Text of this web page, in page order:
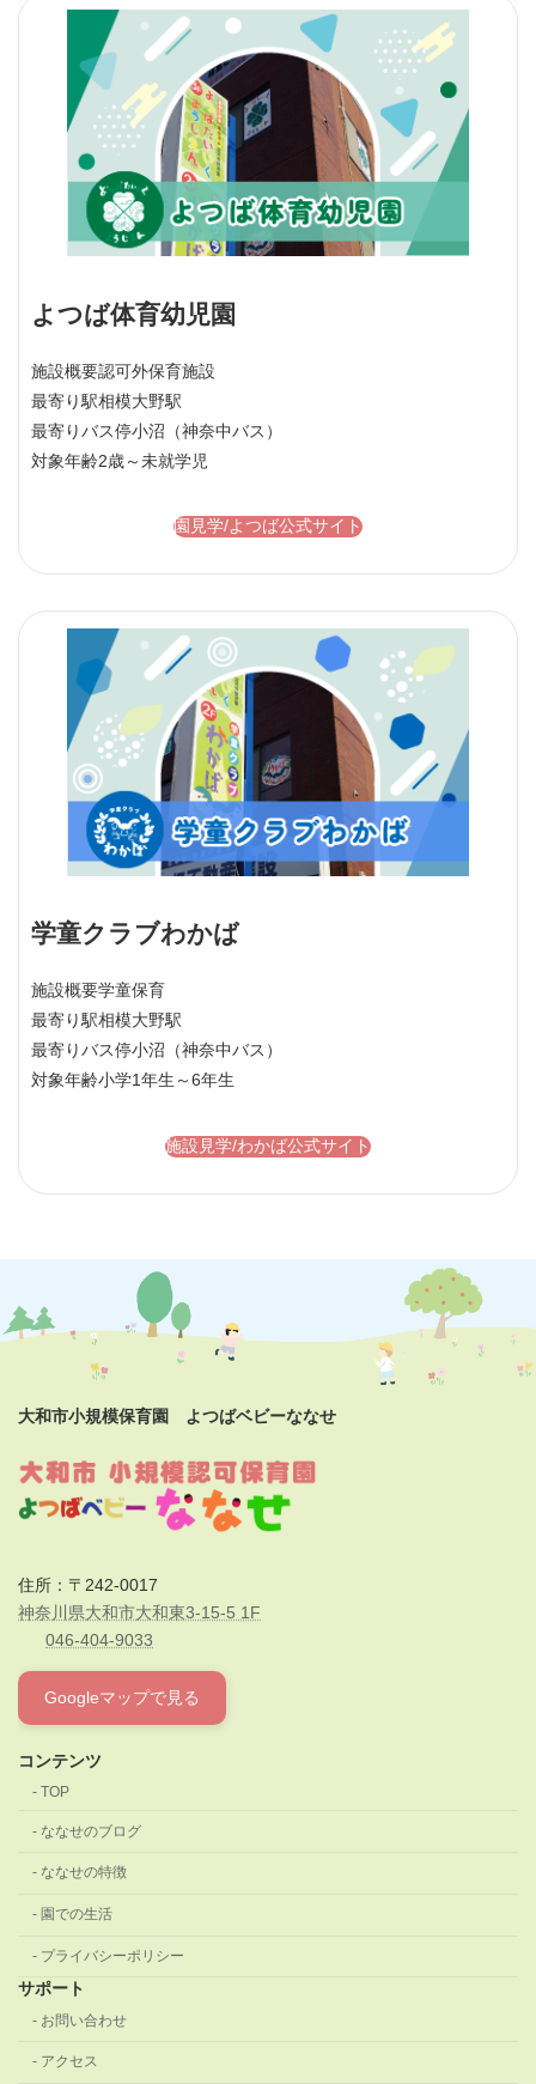
よつば体育幼児園
施設概要認可外保育施設
最寄り駅相模大野駅
最寄りバス停小沼（神奈中バス）
対象年齢2歳～未就学児
園見学/よつば公式サイト
学童クラブわかば
施設概要学童保育
最寄り駅相模大野駅
最寄りバス停小沼（神奈中バス）
対象年齢小学1年生～6年生
施設見学/わかば公式サイト
大和市小規模保育園 よつばベビーななせ
住所：〒242-0017
神奈川県大和市大和東3-15-5 1F
046-404-9033
Googleマップで見る
コンテンツ
TOP
ななせのブログ
ななせの特徴
園での生活
プライバシーポリシー
サポート
お問い合わせ
アクセス